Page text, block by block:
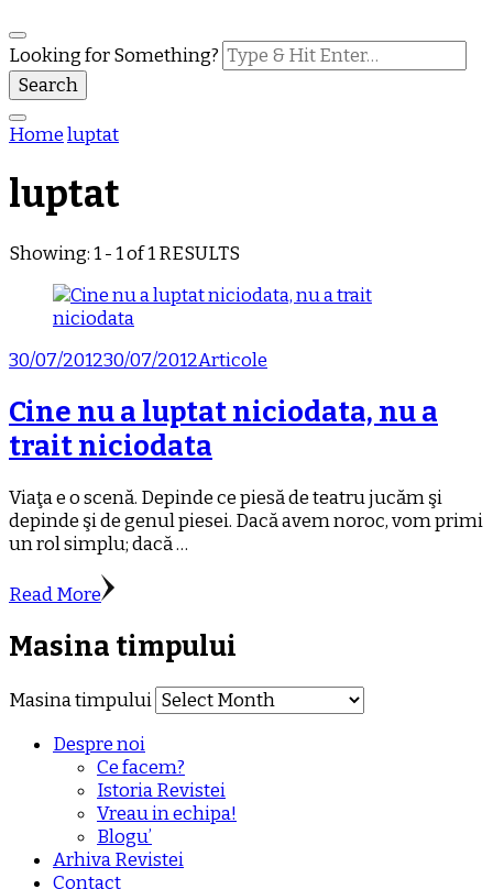
Looking for Something?
Homeluptat
luptat
Showing: 1 - 1 of 1 RESULTS
30/07/201230/07/2012Articole
Cine nu a luptat niciodata, nu a
trait niciodata
Viaţa e o scenă. Depinde ce piesă de teatru jucăm şi
depinde şi de genul piesei. Dacă avem noroc, vom primi
un rol simplu; dacă …
Read More
Masina timpului
Masina timpului
Despre noi
Ce facem?
Istoria Revistei
Vreau in echipa!
Blogu’
Arhiva Revistei
Contact